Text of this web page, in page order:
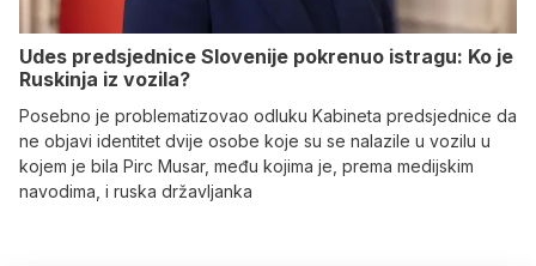
Udes predsjednice Slovenije pokrenuo istragu: Ko je
Ruskinja iz vozila?
Posebno je problematizovao odluku Kabineta predsjednice da
ne objavi identitet dvije osobe koje su se nalazile u vozilu u
kojem je bila Pirc Musar, među kojima je, prema medijskim
navodima, i ruska državljanka